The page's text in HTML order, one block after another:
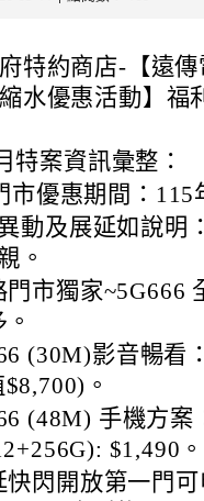
特約商店-【遠
水優惠活動】福
特案資訊彙整：
市優惠期間：115
動及展延如說明
。
門市獨家~5G666
(30M)影音暢看
。
(48M) 手機方案
$1,490。
快閃開放第一門